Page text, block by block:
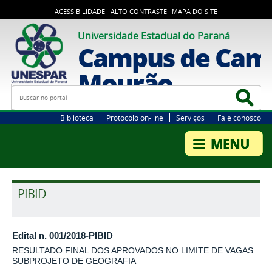
ACESSIBILIDADE ALTO CONTRASTE MAPA DO SITE
Universidade Estadual do Paraná
Campus de
Mourão
Busca
Biblioteca Protocolo on-line Serviços Fale conosco
PIBID
Edital n. 001/2018-PIBID
RESULTADO FINAL DOS APROVADOS NO LIMITE DE VAGAS
SUBPROJETO DE GEOGRAFIA